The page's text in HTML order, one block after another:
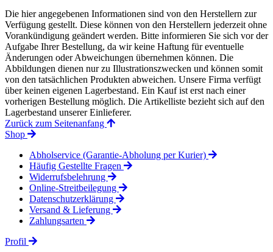
Die hier angegebenen Informationen sind von den Herstellern zur
Verfügung gestellt. Diese können von den Herstellern jederzeit ohne
Vorankündigung geändert werden. Bitte informieren Sie sich vor der
Aufgabe Ihrer Bestellung, da wir keine Haftung für eventuelle
Änderungen oder Abweichungen übernehmen können. Die
Abbildungen dienen nur zu Illustrationszwecken und können somit
von den tatsächlichen Produkten abweichen. Unsere Firma verfügt
über keinen eigenen Lagerbestand. Ein Kauf ist erst nach einer
vorherigen Bestellung möglich. Die Artikelliste bezieht sich auf den
Lagerbestand unserer Einlieferer.
Zurück zum Seitenanfang
Shop
Abholservice (Garantie-Abholung per Kurier)
Häufig Gestellte Fragen
Widerrufsbelehrung
Online-Streitbeilegung
Datenschutzerklärung
Versand & Lieferung
Zahlungsarten
Profil